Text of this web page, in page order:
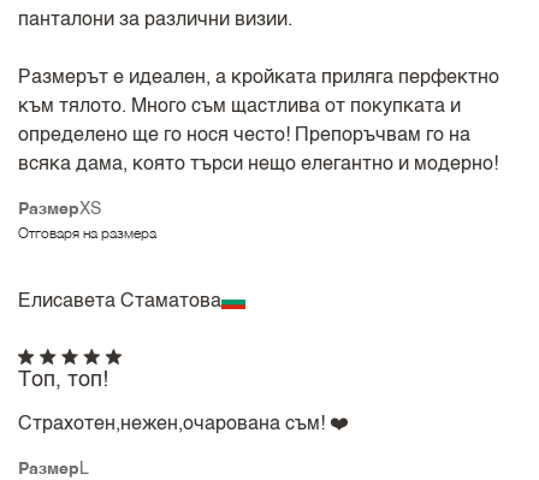
РазмерXS
Отговаря на размера
панталони за различни визии.
Размерът е идеален, а кройката приляга перфектно
към тялото. Много съм щастлива от покупката и
определено ще го нося често! Препоръчвам го на
всяка дама, която търси нещо елегантно и модерно!
Елисавета Стаматова
Размер L
Топ, топ!
Страхотен,нежен,очарована съм! ❤️